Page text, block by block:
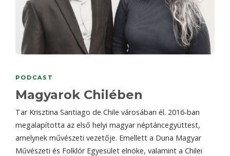
PODCAST
Magyarok Chilében
Tar Krisztina Santiago de Chile városában él. 2016-ban
megalapította az első helyi magyar néptáncegyüttest,
amelynek művészeti vezetője. Emellett a Duna Magyar
Művészeti és Folklór Egyesület elnöke, valamint a Chilei